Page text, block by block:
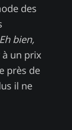
des
bien,
un prix
près de
il ne